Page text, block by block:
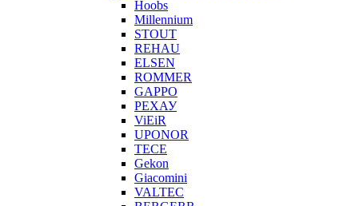
Hoobs
Millennium
STOUT
REHAU
ELSEN
ROMMER
GAPPO
РЕХАУ
ViEiR
UPONOR
TECE
Gekon
Giacomini
VALTEC